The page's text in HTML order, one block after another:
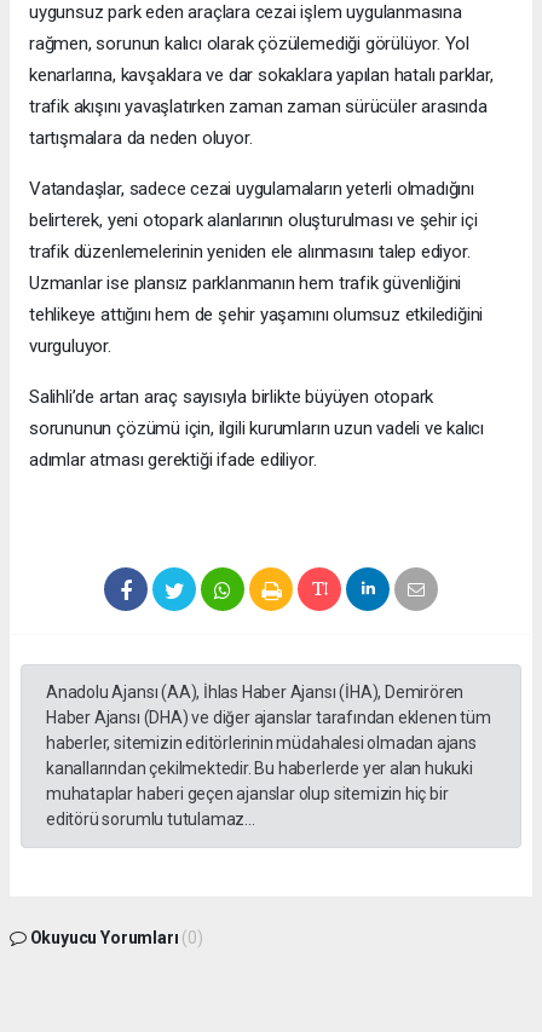
uygunsuz park eden araçlara cezai işlem uygulanmasına
rağmen, sorunun kalıcı olarak çözülemediği görülüyor. Yol
kenarlarına, kavşaklara ve dar sokaklara yapılan hatalı parklar,
trafik akışını yavaşlatırken zaman zaman sürücüler arasında
tartışmalara da neden oluyor.
Vatandaşlar, sadece cezai uygulamaların yeterli olmadığını
belirterek, yeni otopark alanlarının oluşturulması ve şehir içi
trafik düzenlemelerinin yeniden ele alınmasını talep ediyor.
Uzmanlar ise plansız parklanmanın hem trafik güvenliğini
tehlikeye attığını hem de şehir yaşamını olumsuz etkilediğini
vurguluyor.
Salihli’de artan araç sayısıyla birlikte büyüyen otopark
sorununun çözümü için, ilgili kurumların uzun vadeli ve kalıcı
adımlar atması gerektiği ifade ediliyor.
Anadolu Ajansı (AA), İhlas Haber Ajansı (İHA), Demirören
Haber Ajansı (DHA) ve diğer ajanslar tarafından eklenen tüm
haberler, sitemizin editörlerinin müdahalesi olmadan ajans
kanallarından çekilmektedir. Bu haberlerde yer alan hukuki
muhataplar haberi geçen ajanslar olup sitemizin hiç bir
editörü sorumlu tutulamaz...
Okuyucu Yorumları (0)